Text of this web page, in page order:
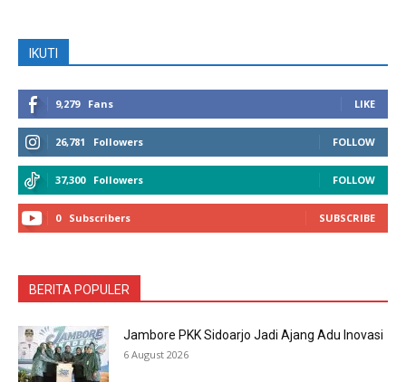
IKUTI
9,279 Fans LIKE
26,781 Followers FOLLOW
37,300 Followers FOLLOW
0 Subscribers SUBSCRIBE
BERITA POPULER
Jambore PKK Sidoarjo Jadi Ajang Adu Inovasi
6 August 2026